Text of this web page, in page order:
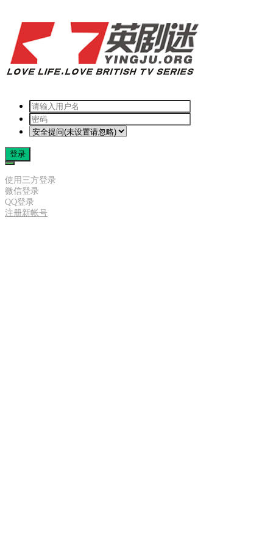
登录
使用三方登录
微信登录
QQ登录
注册新帐号